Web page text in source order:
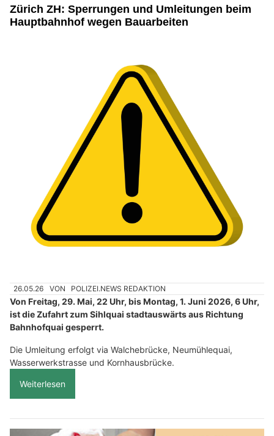
Zürich ZH: Sperrungen und Umleitungen beim
Hauptbahnhof wegen Bauarbeiten
26.05.26 VON POLIZEI.NEWS REDAKTION
Von Freitag, 29. Mai, 22 Uhr, bis Montag, 1. Juni 2026, 6 Uhr,
ist die Zufahrt zum Sihlquai stadtauswärts aus Richtung
Bahnhofquai gesperrt.
Die Umleitung erfolgt via Walchebrücke, Neumühlequai,
Wasserwerkstrasse und Kornhausbrücke.
Weiterlesen